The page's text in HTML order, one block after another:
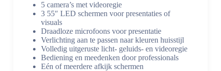
5 camera’s met videoregie
3 55″ LED schermen voor presentaties of
visuals
Draadloze microfoons voor presentatie
Verlichting aan te passen naar kleuren huisstijl
Volledig uitgeruste licht- geluids- en videoregie
Bediening en meedenken door professionals
Eén of meerdere afkijk schermen